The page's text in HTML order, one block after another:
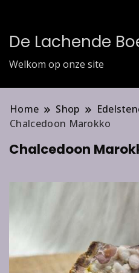
De Lachende
Welkom op onze site
Home Shop
Chalcedoon Marokko
Chalcedoon